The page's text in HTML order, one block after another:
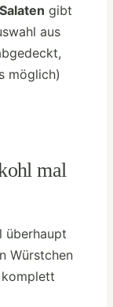
gibt
aus
möglich)
mal
überhaupt
Würstchen
komplett